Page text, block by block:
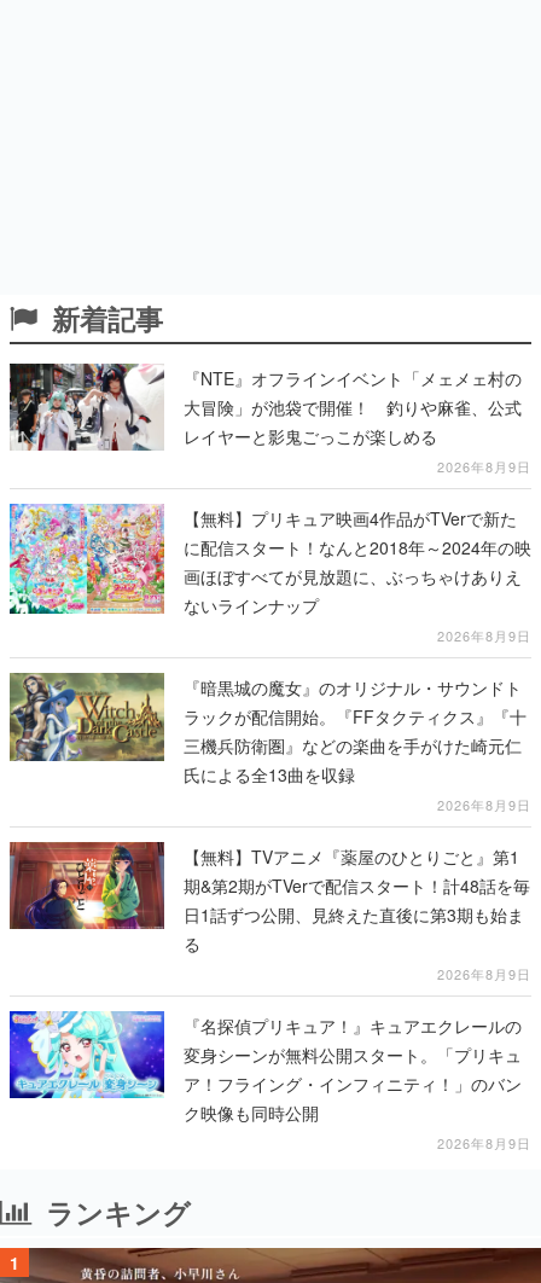
新着記事
『NTE』オフラインイベント「メェメェ村の
大冒険」が池袋で開催！ 釣りや麻雀、公式
レイヤーと影鬼ごっこが楽しめる
2026年8月9日
【無料】プリキュア映画4作品がTVerで新た
に配信スタート！なんと2018年～2024年の映
画ほぼすべてが見放題に、ぶっちゃけありえ
ないラインナップ
2026年8月9日
『暗黒城の魔女』のオリジナル・サウンドト
ラックが配信開始。『FFタクティクス』『十
三機兵防衛圏』などの楽曲を手がけた崎元仁
氏による全13曲を収録
2026年8月9日
【無料】TVアニメ『薬屋のひとりごと』第1
期&第2期がTVerで配信スタート！計48話を毎
日1話ずつ公開、見終えた直後に第3期も始ま
る
2026年8月9日
『名探偵プリキュア！』キュアエクレールの
変身シーンが無料公開スタート。「プリキュ
ア！フライング・インフィニティ！」のバン
ク映像も同時公開
2026年8月9日
ランキング
1